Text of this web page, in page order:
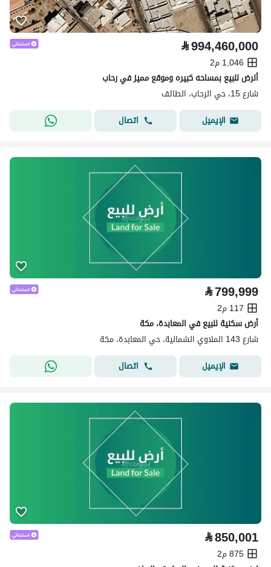
⃁994,460,000
1,046 م2
ألرض للبيع بمساحه كبيره وموقع مميز في رحاب
شارع 15، حي الرحاب، الطائف
الإيميل
اتصال
⃁799,999
117 م2
أرض سكنية للبيع في المعابدة، مكة
شارع 143 الملاوي الشمالية، حي المعابدة، مكة
الإيميل
اتصال
⃁850,001
875 م2